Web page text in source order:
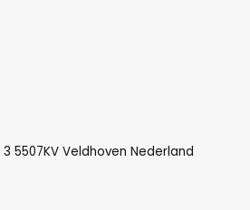
5507KV Veldhoven Nederland